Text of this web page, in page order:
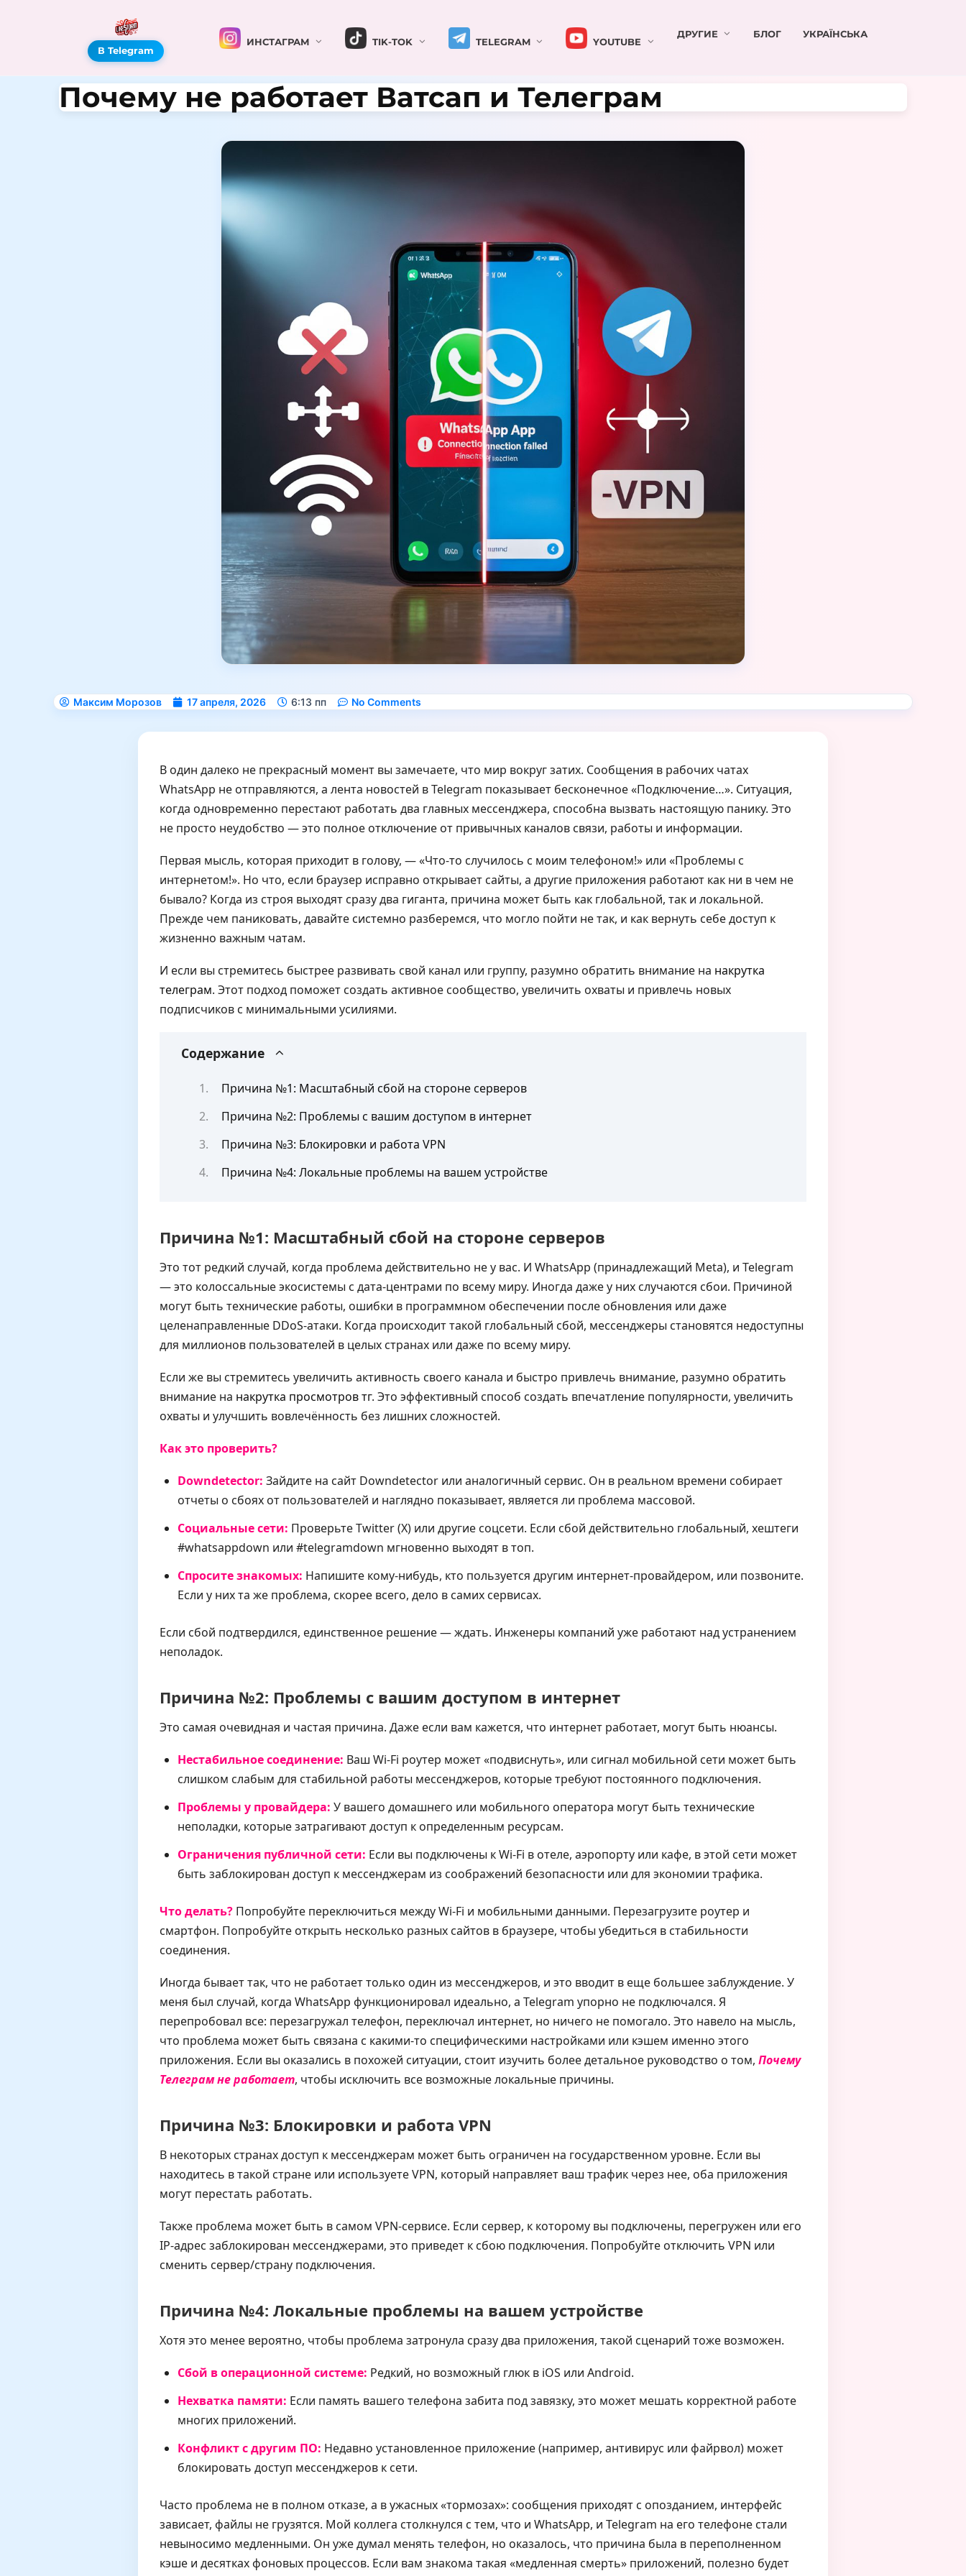
В Telegram
ИНСТАГРАМ TIK-TOK TELEGRAM YOUTUBE
ДРУГИЕ БЛОГ УКРАЇНСЬКА
Почему не работает Ватсап и Телеграм
Максим Морозов 17 апреля, 2026 6:13 пп No Comments
В один далеко не прекрасный момент вы замечаете, что мир вокруг затих. Сообщения в рабочих чатах
WhatsApp не отправляются, а лента новостей в Telegram показывает бесконечное «Подключение…». Ситуация,
когда одновременно перестают работать два главных мессенджера, способна вызвать настоящую панику. Это
не просто неудобство — это полное отключение от привычных каналов связи, работы и информации.
Первая мысль, которая приходит в голову, — «Что-то случилось с моим телефоном!» или «Проблемы с
интернетом!». Но что, если браузер исправно открывает сайты, а другие приложения работают как ни в чем не
бывало? Когда из строя выходят сразу два гиганта, причина может быть как глобальной, так и локальной.
Прежде чем паниковать, давайте системно разберемся, что могло пойти не так, и как вернуть себе доступ к
жизненно важным чатам.
И если вы стремитесь быстрее развивать свой канал или группу, разумно обратить внимание на накрутка
телеграм. Этот подход поможет создать активное сообщество, увеличить охваты и привлечь новых
подписчиков с минимальными усилиями.
Содержание
Причина №1: Масштабный сбой на стороне серверов
Причина №2: Проблемы с вашим доступом в интернет
Причина №3: Блокировки и работа VPN
Причина №4: Локальные проблемы на вашем устройстве
Причина №1: Масштабный сбой на стороне серверов
Это тот редкий случай, когда проблема действительно не у вас. И WhatsApp (принадлежащий Meta), и Telegram
— это колоссальные экосистемы с дата-центрами по всему миру. Иногда даже у них случаются сбои. Причиной
могут быть технические работы, ошибки в программном обеспечении после обновления или даже
целенаправленные DDoS-атаки. Когда происходит такой глобальный сбой, мессенджеры становятся недоступны
для миллионов пользователей в целых странах или даже по всему миру.
Если же вы стремитесь увеличить активность своего канала и быстро привлечь внимание, разумно обратить
внимание на накрутка просмотров тг. Это эффективный способ создать впечатление популярности, увеличить
охваты и улучшить вовлечённость без лишних сложностей.
Как это проверить?
Downdetector: Зайдите на сайт Downdetector или аналогичный сервис. Он в реальном времени собирает
отчеты о сбоях от пользователей и наглядно показывает, является ли проблема массовой.
Социальные сети: Проверьте Twitter (X) или другие соцсети. Если сбой действительно глобальный, хештеги
#whatsappdown или #telegramdown мгновенно выходят в топ.
Спросите знакомых: Напишите кому-нибудь, кто пользуется другим интернет-провайдером, или позвоните.
Если у них та же проблема, скорее всего, дело в самих сервисах.
Если сбой подтвердился, единственное решение — ждать. Инженеры компаний уже работают над устранением
неполадок.
Причина №2: Проблемы с вашим доступом в интернет
Это самая очевидная и частая причина. Даже если вам кажется, что интернет работает, могут быть нюансы.
Нестабильное соединение: Ваш Wi-Fi роутер может «подвиснуть», или сигнал мобильной сети может быть
слишком слабым для стабильной работы мессенджеров, которые требуют постоянного подключения.
Проблемы у провайдера: У вашего домашнего или мобильного оператора могут быть технические
неполадки, которые затрагивают доступ к определенным ресурсам.
Ограничения публичной сети: Если вы подключены к Wi-Fi в отеле, аэропорту или кафе, в этой сети может
быть заблокирован доступ к мессенджерам из соображений безопасности или для экономии трафика.
Что делать? Попробуйте переключиться между Wi-Fi и мобильными данными. Перезагрузите роутер и
смартфон. Попробуйте открыть несколько разных сайтов в браузере, чтобы убедиться в стабильности
соединения.
Иногда бывает так, что не работает только один из мессенджеров, и это вводит в еще большее заблуждение. У
меня был случай, когда WhatsApp функционировал идеально, а Telegram упорно не подключался. Я
перепробовал все: перезагружал телефон, переключал интернет, но ничего не помогало. Это навело на мысль,
что проблема может быть связана с какими-то специфическими настройками или кэшем именно этого
приложения. Если вы оказались в похожей ситуации, стоит изучить более детальное руководство о том, Почему
Телеграм не работает, чтобы исключить все возможные локальные причины.
Причина №3: Блокировки и работа VPN
В некоторых странах доступ к мессенджерам может быть ограничен на государственном уровне. Если вы
находитесь в такой стране или используете VPN, который направляет ваш трафик через нее, оба приложения
могут перестать работать.
Также проблема может быть в самом VPN-сервисе. Если сервер, к которому вы подключены, перегружен или его
IP-адрес заблокирован мессенджерами, это приведет к сбою подключения. Попробуйте отключить VPN или
сменить сервер/страну подключения.
Причина №4: Локальные проблемы на вашем устройстве
Хотя это менее вероятно, чтобы проблема затронула сразу два приложения, такой сценарий тоже возможен.
Сбой в операционной системе: Редкий, но возможный глюк в iOS или Android.
Нехватка памяти: Если память вашего телефона забита под завязку, это может мешать корректной работе
многих приложений.
Конфликт с другим ПО: Недавно установленное приложение (например, антивирус или файрвол) может
блокировать доступ мессенджеров к сети.
Часто проблема не в полном отказе, а в ужасных «тормозах»: сообщения приходят с опозданием, интерфейс
зависает, файлы не грузятся. Мой коллега столкнулся с тем, что и WhatsApp, и Telegram на его телефоне стали
невыносимо медленными. Он уже думал менять телефон, но оказалось, что причина была в переполненном
кэше и десятках фоновых процессов. Если вам знакома такая «медленная смерть» приложений, полезно будет